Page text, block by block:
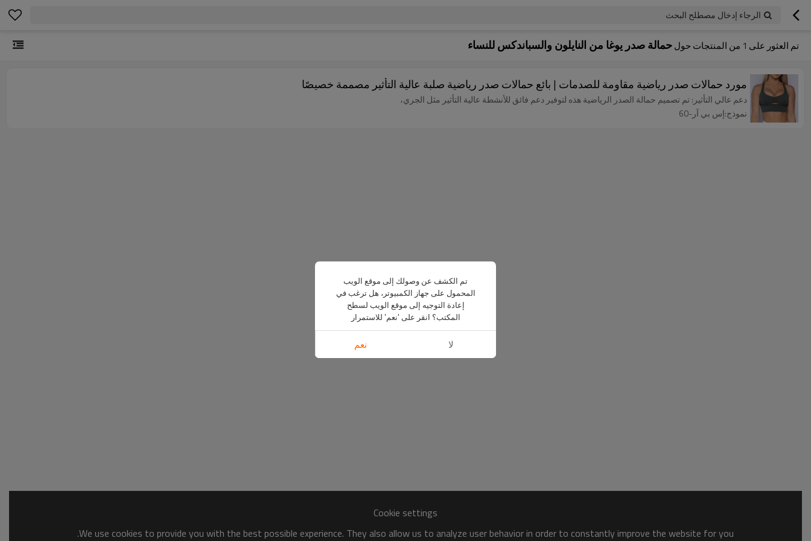
الرجاء إدخال مصطلح البحث
تم العثور على 1 من المنتجات حولحمالة صدر يوغا من النايلون والسباندكس للنساء
مورد حمالات صدر رياضية مقاومة للصدمات | بائع حمالات صدر رياضية صلبة عالية التأثير مصممة خصيصًا
دعم عالي التأثير: تم تصميم حمالة الصدر الرياضية هذه لتوفير دعم فائق للأنشطة عالية التأثير مثل الجري،
نموذج:إس بي آر-60
Cookie settings
We use cookies to provide you with the best possible experience. They also allow us to analyze user behavior in order to constantly improve the website for you.
تم الكشف عن وصولك إلى موقع الويب
المحمول على جهاز الكمبيوتر، هل ترغب في
إعادة التوجيه إلى موقع الويب لسطح
المكتب؟ انقر على 'نعم' للاستمرار
لا نعم